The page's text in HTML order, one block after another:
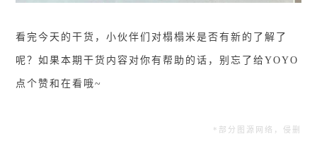
看完今天的干货，小伙伴们对榻榻米是否有新的了解了
呢？如果本期干货内容对你有帮助的话，别忘了给YOYO
点个赞和在看哦~
*部分图源网络，侵删